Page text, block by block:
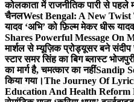
कोलकाता में राजनीतिक पारी से पहले
चैनलWest Bengal: A New
यादव ‘अभि’ को फ़िल्म मेकर धीरू
Shares Powerful Message
मार्शल से म्यूज़िक प्रोड्यूसर बने संदीप
स्टार समर सिंह का बिग ब्लास्ट
का मार्ग है, चमत्कार का नहींSandip
किया गया।The Journey Of
Education And Health Reform